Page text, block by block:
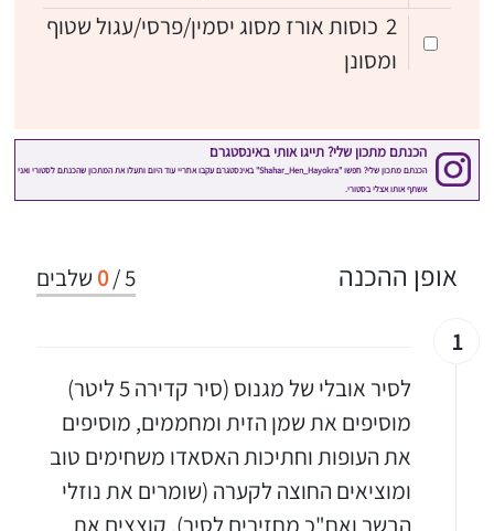
2 כוסות אורז מסוג יסמין/פרסי/עגול שטוף
ומסונן
5
/
0 שלבים אופן ההכנה
1
לסיר אובלי של מגנוס (סיר קדירה 5 ליטר)
מוסיפים את שמן הזית ומחממים, מוסיפים
את העופות וחתיכות האסאדו משחימים טוב
ומוציאים החוצה לקערה (שומרים את נוזלי